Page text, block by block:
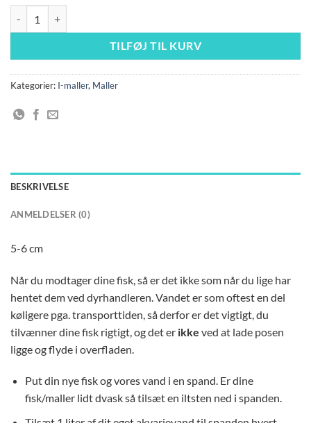
TILFØJ TIL KURV
Kategorier: I-maller, Maller
BESKRIVELSE
ANMELDELSER (0)
5-6 cm
Når du modtager dine fisk, så er det ikke som når du lige har
hentet dem ved dyrhandleren. Vandet er som oftest en del
køligere pga. transporttiden, så derfor er det vigtigt, du
tilvænner dine fisk rigtigt, og det er ikke ved at lade posen
ligge og flyde i overfladen.
Put din nye fisk og vores vand i en spand. Er dine
fisk/maller lidt dvask så tilsæt en iltsten ned i spanden.